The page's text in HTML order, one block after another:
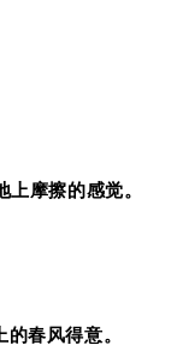
摩擦的感觉。
春风得意。